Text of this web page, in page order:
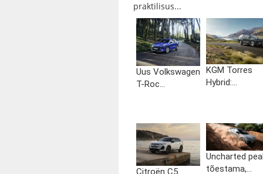
praktilisus...
Uus Volkswagen
T-Roc...
KGM Torres
Hybrid:...
Citroën C5
Uncharted
tõestama,...